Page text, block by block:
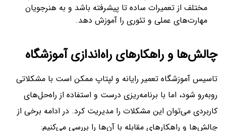
مختلف از تعمیرات ساده تا پیشرفته باشد و به هنرجویان
مهارت‌های عملی و تئوری را آموزش دهد.
چالش‌ها و راهکارهای راه‌اندازی آموزشگاه
تاسیس آموزشگاه تعمیر رایانه و لپتاپ ممکن است با مشکلاتی
روبه‌رو شود، اما با برنامه‌ریزی درست و استفاده از راه‌حل‌های
کاربردی می‌توان این مشکلات را مدیریت کرد. در ادامه برخی از
چالش‌ها و راهکارهای مقابله با آن‌ها را بررسی می‌کنیم: